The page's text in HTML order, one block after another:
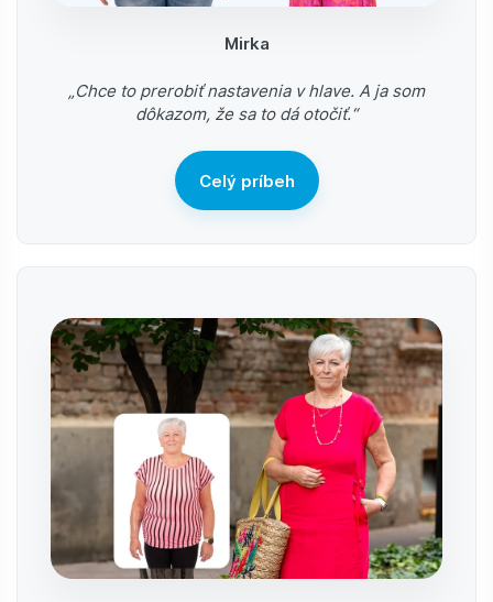
Mirka
„Chce to prerobiť nastavenia v hlave. A ja som
dôkazom, že sa to dá otočiť.“
Celý príbeh